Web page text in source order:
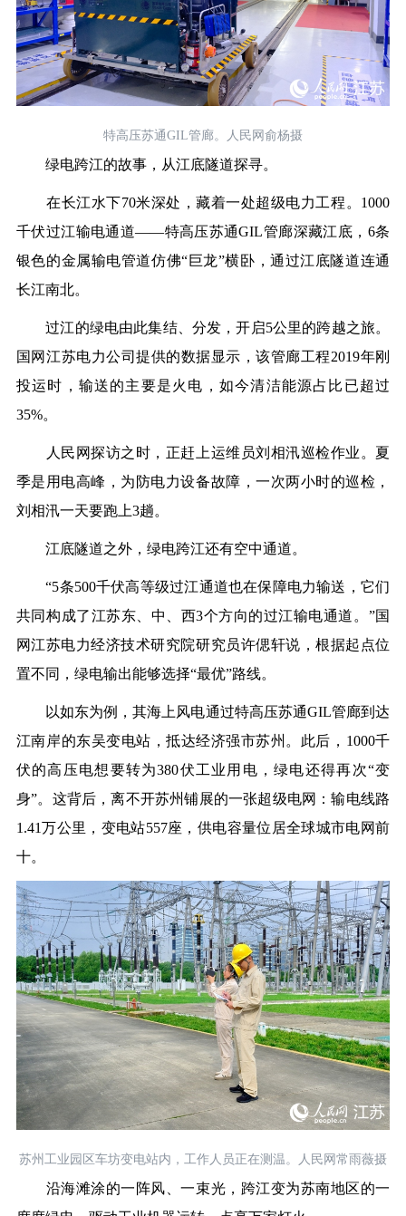
特高压苏通GIL管廊。人民网俞杨摄
绿电跨江的故事，从江底隧道探寻。
在长江水下70米深处，藏着一处超级电力工程。1000
千伏过江输电通道——特高压苏通GIL管廊深藏江底，6条
银色的金属输电管道仿佛“巨龙”横卧，通过江底隧道连通
长江南北。
过江的绿电由此集结、分发，开启5公里的跨越之旅。
国网江苏电力公司提供的数据显示，该管廊工程2019年刚
投运时，输送的主要是火电，如今清洁能源占比已超过
35%。
人民网探访之时，正赶上运维员刘相汛巡检作业。夏
季是用电高峰，为防电力设备故障，一次两小时的巡检，
刘相汛一天要跑上3趟。
江底隧道之外，绿电跨江还有空中通道。
“5条500千伏高等级过江通道也在保障电力输送，它们
共同构成了江苏东、中、西3个方向的过江输电通道。”国
网江苏电力经济技术研究院研究员许偲轩说，根据起点位
置不同，绿电输出能够选择“最优”路线。
以如东为例，其海上风电通过特高压苏通GIL管廊到达
江南岸的东吴变电站，抵达经济强市苏州。此后，1000千
伏的高压电想要转为380伏工业用电，绿电还得再次“变
身”。这背后，离不开苏州铺展的一张超级电网：输电线路
1.41万公里，变电站557座，供电容量位居全球城市电网前
十。
苏州工业园区车坊变电站内，工作人员正在测温。人民网常雨薇摄
沿海滩涂的一阵风、一束光，跨江变为苏南地区的一